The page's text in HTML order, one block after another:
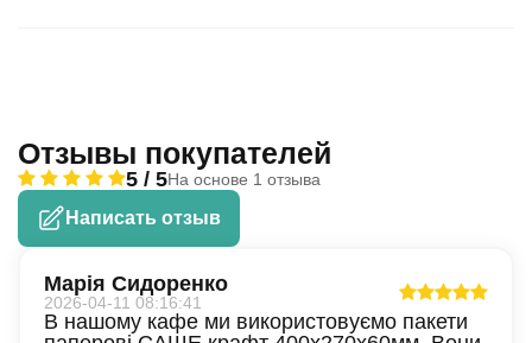
Отзывы покупателей
5 / 5На основе 1 отзыва
Написать отзыв
Марія Сидоренко
2026-04-11 08:16:41
В нашому кафе ми використовуємо пакети